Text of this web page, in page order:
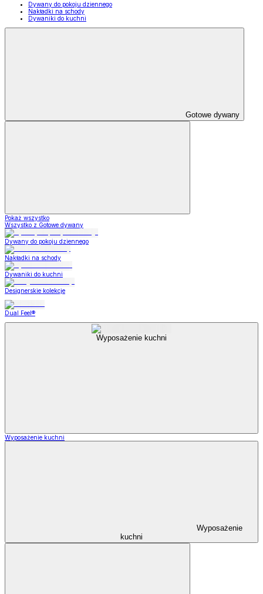
Dywany do pokoju dziennego
Nakładki na schody
Dywaniki do kuchni
Gotowe dywany
Pokaż wszystko
Wszystko z Gotowe dywany
Dywany do pokoju dziennego
Nakładki na schody
Dywaniki do kuchni
Designerskie kolekcje
Dual Feel®
Wyposażenie kuchni
Wyposażenie kuchni
Wyposażenie
kuchni